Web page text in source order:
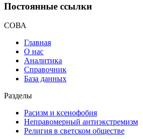
Постоянные ссылки
СОВА
Главная
О нас
Аналитика
Справочник
База данных
Разделы
Расизм и ксенофобия
Неправомерный антиэкстремизм
Религия в светском обществе